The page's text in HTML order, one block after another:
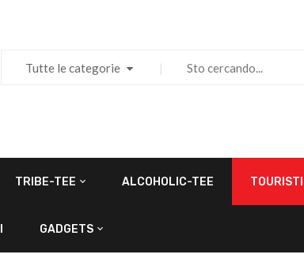
Tutte le categorie
TRIBE-TEE ALCOHOLIC-TEE
GADGETS